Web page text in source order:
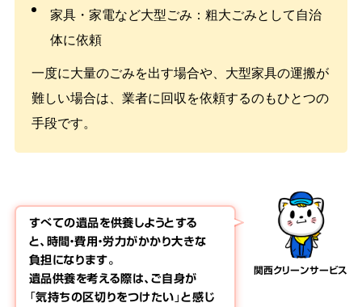
家具・家電など大型ごみ：粗大ごみとして自治
体に依頼
一度に大量のごみを出す場合や、大型家具の運搬が
難しい場合は、業者に回収を依頼するのもひとつの
手段です。
関西クリーンサービス
すべての遺品を供養しようとする
と、時間・費用・労力がかかり大きな
負担になります。
遺品供養を考える際は、ご自身が
「気持ちの区切りをつけたい」と感じ